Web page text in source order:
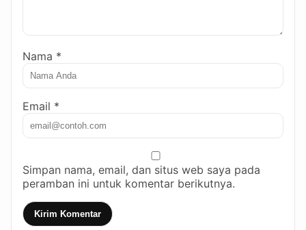
Nama *
Email *
Simpan nama, email, dan situs web saya pada
peramban ini untuk komentar berikutnya.
Kirim Komentar